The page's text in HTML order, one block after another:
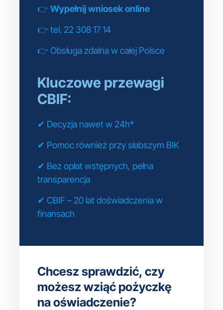
👉Wypełnij wniosek online
👉 tel. 22 308 17 14
👉 Obsługa zdalna w całej Polsce
Kluczowe przewagi
CBIF:
✔ Decyzja nawet w 24h*
✔ Pomoc również przy słabszym BIK
✔ Bez opłat wstępnych, pełna
transparencja
✔ CBIF – 20 lat doświadczenia w
finansach
Chcesz sprawdzić, czy
możesz wziąć pożyczkę
na oświadczenie?